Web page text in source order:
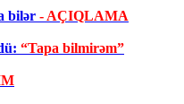
bilər - AÇIQLAMA
“Tapa bilmirəm”